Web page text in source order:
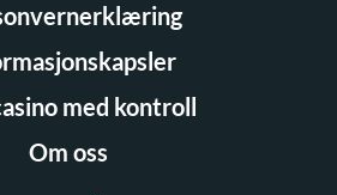
med kontroll
Om oss